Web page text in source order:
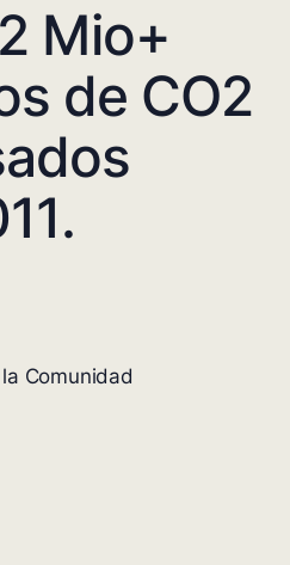
Mio+
de CO2
Comunidad